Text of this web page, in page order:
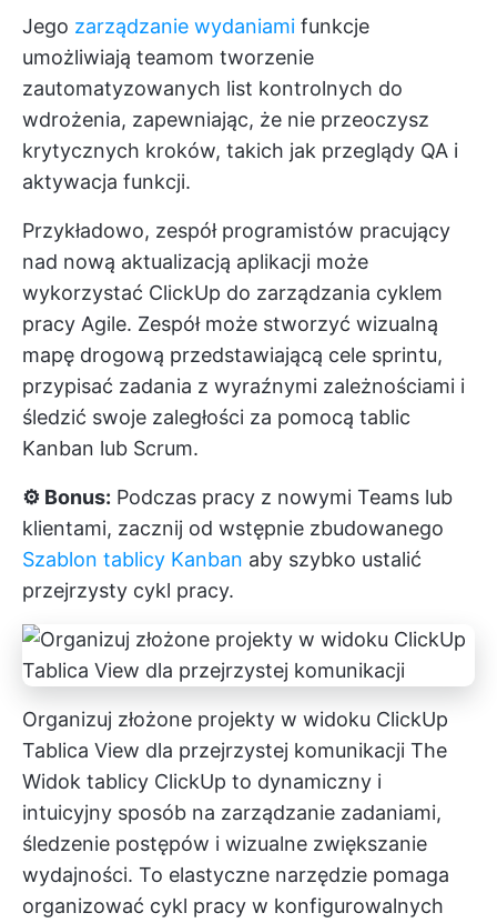
Jego zarządzanie wydaniami funkcje
umożliwiają teamom tworzenie
zautomatyzowanych list kontrolnych do
wdrożenia, zapewniając, że nie przeoczysz
krytycznych kroków, takich jak przeglądy QA i
aktywacja funkcji.
Przykładowo, zespół programistów pracujący
nad nową aktualizacją aplikacji może
wykorzystać ClickUp do zarządzania cyklem
pracy Agile. Zespół może stworzyć wizualną
mapę drogową przedstawiającą cele sprintu,
przypisać zadania z wyraźnymi zależnościami i
śledzić swoje zaległości za pomocą tablic
Kanban lub Scrum.
⚙️ Bonus: Podczas pracy z nowymi Teams lub
klientami, zacznij od wstępnie zbudowanego
Szablon tablicy Kanban aby szybko ustalić
przejrzysty cykl pracy.
Organizuj złożone projekty w widoku ClickUp
Tablica View dla przejrzystej komunikacji The
Widok tablicy ClickUp to dynamiczny i
intuicyjny sposób na zarządzanie zadaniami,
śledzenie postępów i wizualne zwiększanie
wydajności. To elastyczne narzędzie pomaga
organizować cykl pracy w konfigurowalnych